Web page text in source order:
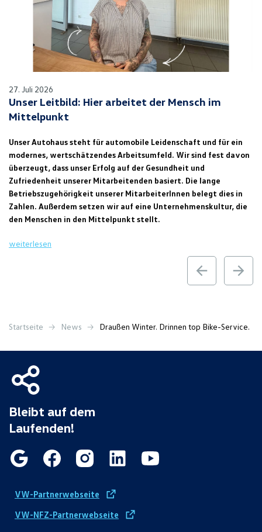
27. Juli 2026
Unser Leitbild: Hier arbeitet der Mensch im
Mittelpunkt
Unser Autohaus steht für automobile Leidenschaft und für ein
modernes, wertschätzendes Arbeitsumfeld. Wir sind fest davon
überzeugt, dass unser Erfolg auf der Gesundheit und
Zufriedenheit unserer Mitarbeitenden basiert. Die lange
Betriebszugehörigkeit unserer MitarbeiterInnen belegt dies in
Zahlen. Außerdem setzen wir auf eine Unternehmenskultur, die
den Menschen in den Mittelpunkt stellt.
weiterlesen
Startseite News Draußen Winter. Drinnen top Bike-Service.
Bleibt auf dem
Laufenden!
VW-Partnerwebseite
VW-NFZ-Partnerwebseite